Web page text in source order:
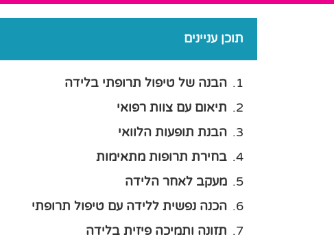
תוכן עניינים
הבנה של טיפול תרופתי בלידה
תיאום עם צוות רפואי
הבנת תופעות הלוואי
בחירת תרופות מתאימות
מעקב לאחר הלידה
הכנה נפשית ללידה עם טיפול תרופתי
תזונה ותמיכה פיזית בלידה